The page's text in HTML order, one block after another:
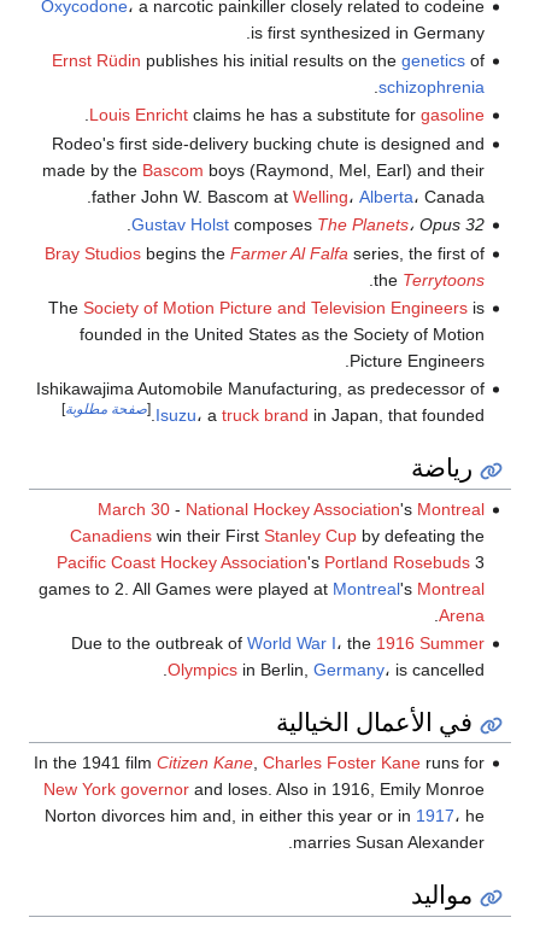
Oxycodone، a narcotic painkiller closely related to codeine
is first synthesized in Germany.
Ernst Rüdin publishes his initial results on the geneticsof
schizophrenia
Louis Enrichtclaims he has a substitute for gasoline
.
Rodeo's first side-delivery bucking chute is designed and
made by the Bascom boys (Raymond, Mel, Earl) and their
father John W. Bascom at Welling، Alberta، Canada.
Gustav Holstcomposes The Planets، Opus 32
.
Bray Studiosbegins the Farmer Al Falfa series, the first of
the Terrytoons
The Society of Motion Picture and Television Engineersis
founded in the United States as the Society of Motion
Picture Engineers.
Ishikawajima Automobile Manufacturing, as predecessor of
Isuzu، a truck brand in Japan, that founded.
[صفحة مطلوبة]
رياضة
March 30- National Hockey Association's Montreal
Canadienswin their First Stanley Cupby defeating the
Pacific Coast Hockey Association's Portland Rosebuds3
games to 2. All Games were played at Montreal's Montreal
Arena
Due to the outbreak of World War I، the 1916 Summer
Olympicsin Berlin, Germany، is cancelled.
في الأعمال الخيالية
In the 1941 film Citizen Kane, Charles Foster Kaneruns for
New York governorand loses. Also in 1916, Emily Monroe
Norton divorces him and, in either this year or in 1917، he
marries Susan Alexander.
مواليد